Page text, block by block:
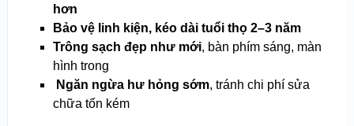
hơn
Bảo vệ linh kiện, kéo dài tuổi thọ 2–3 năm
Trông sạch đẹp như mới, bàn phím sáng, màn
hình trong
Ngăn ngừa hư hỏng sớm, tránh chi phí sửa
chữa tốn kém